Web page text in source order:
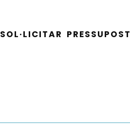
SOL·LICITAR PRESSUPOST